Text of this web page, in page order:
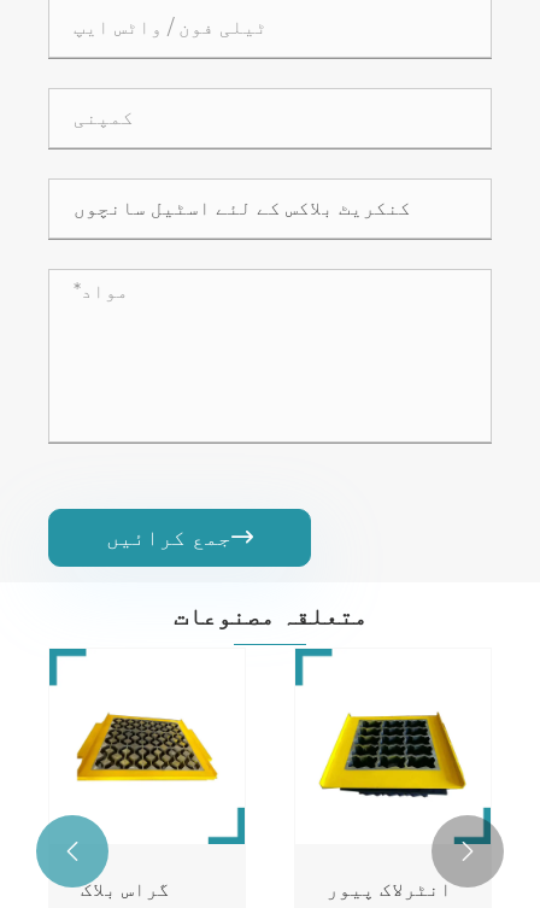
جمع کرائیں
متعلقہ مصنوعات
گراس بلاک
انٹرلاک پیور
 